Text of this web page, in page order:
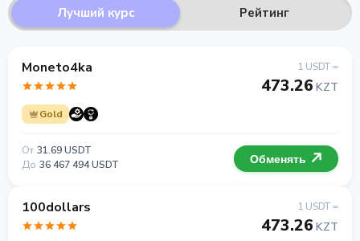
Лучший курс Рейтинг
Moneto4ka
Gold
1 USDT =
473.26 KZT
От 31.69 USDT
До 36 467 494 USDT Обменять
100dollars 1 USDT =
473.26 KZT